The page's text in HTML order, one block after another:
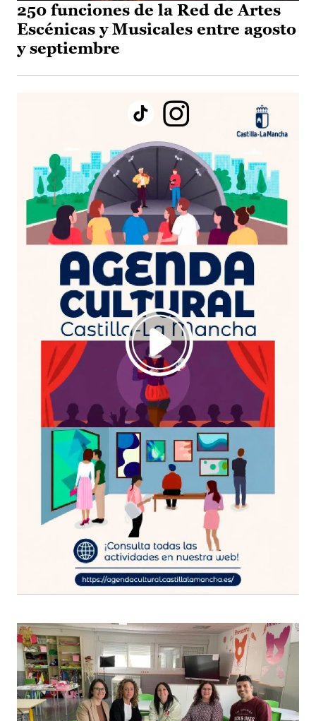
250 funciones de la Red de Artes
Escénicas y Musicales entre agosto
y septiembre